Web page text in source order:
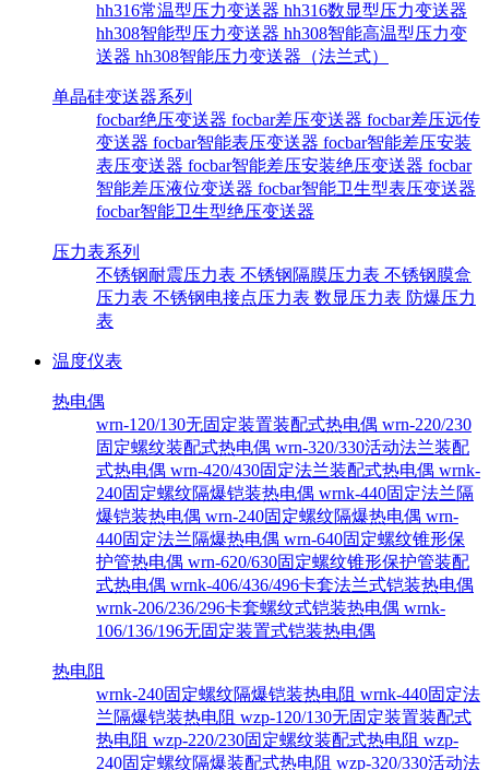
hh316常温型压力变送器 hh316数显型压力变送器
hh308智能型压力变送器 hh308智能高温型压力变
送器 hh308智能压力变送器（法兰式）
单晶硅变送器系列
focbar绝压变送器 focbar差压变送器 focbar差压远传
变送器 focbar智能表压变送器 focbar智能差压安装
表压变送器 focbar智能差压安装绝压变送器 focbar
智能差压液位变送器 focbar智能卫生型表压变送器
focbar智能卫生型绝压变送器
压力表系列
不锈钢耐震压力表 不锈钢隔膜压力表 不锈钢膜盒
压力表 不锈钢电接点压力表 数显压力表 防爆压力
表
温度仪表
热电偶
wrn-120/130无固定装置装配式热电偶 wrn-220/230
固定螺纹装配式热电偶 wrn-320/330活动法兰装配
式热电偶 wrn-420/430固定法兰装配式热电偶 wrnk-
240固定螺纹隔爆铠装热电偶 wrnk-440固定法兰隔
爆铠装热电偶 wrn-240固定螺纹隔爆热电偶 wrn-
440固定法兰隔爆热电偶 wrn-640固定螺纹锥形保
护管热电偶 wrn-620/630固定螺纹锥形保护管装配
式热电偶 wrnk-406/436/496卡套法兰式铠装热电偶
wrnk-206/236/296卡套螺纹式铠装热电偶 wrnk-
106/136/196无固定装置式铠装热电偶
热电阻
wrnk-240固定螺纹隔爆铠装热电阻 wrnk-440固定法
兰隔爆铠装热电阻 wzp-120/130无固定装置装配式
热电阻 wzp-220/230固定螺纹装配式热电阻 wzp-
240固定螺纹隔爆装配式热电阻 wzp-320/330活动法